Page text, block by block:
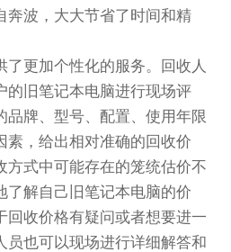
奔波，大大节省了时间和精
更加个性化的服务。回收人
的旧笔记本电脑进行现场评
品牌、型号、配置、使用年限
素，给出相对准确的回收价
方式中可能存在的笼统估价不
了解自己旧笔记本电脑的价
回收价格有疑问或者想要进一
员也可以现场进行详细解答和